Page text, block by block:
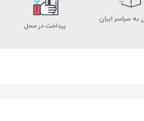
به سراسر ایران
پرداخت در محل